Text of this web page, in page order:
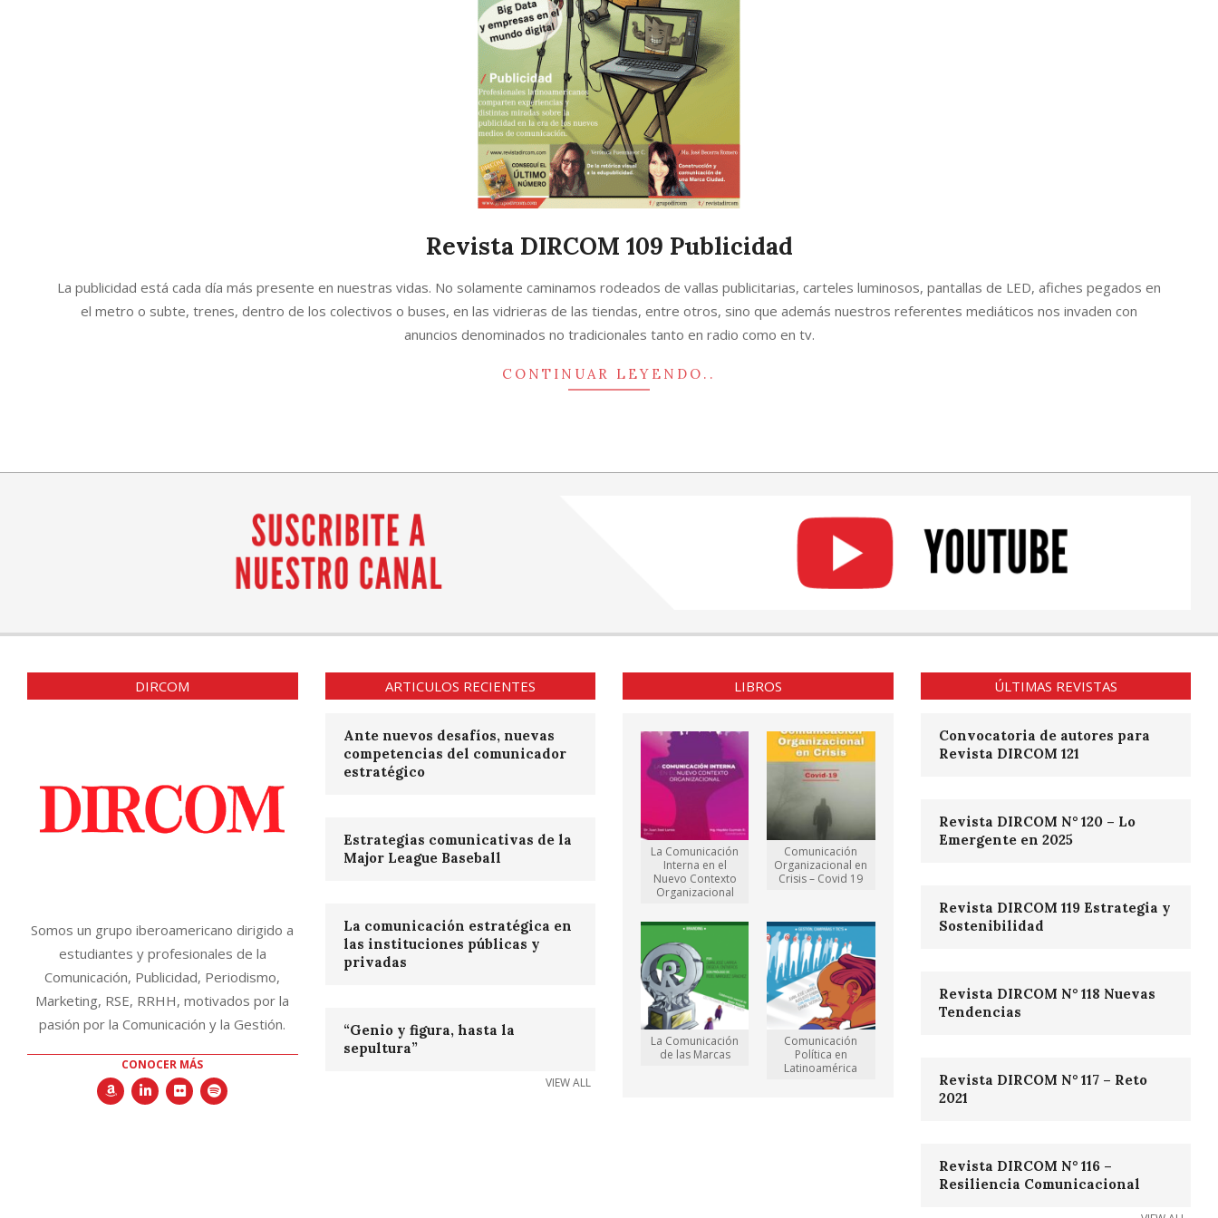
Revista DIRCOM 109 Publicidad
12-
La publicidad está cada día más presente en nuestras vidas. No solamente caminamos rodeados de vallas publicitarias, carteles luminosos, pantallas de LED, afiches pegados en
el metro o subte, trenes, dentro de los colectivos o buses, en las vidrieras de las tiendas, entre otros, sino que además nuestros referentes mediáticos nos invaden con
anuncios denominados no tradicionales tanto en radio como en tv.
CONTINUAR LEYENDO..
DIRCOM
Somos un grupo iberoamericano dirigido a
estudiantes y profesionales de la
Comunicación, Publicidad, Periodismo,
Marketing, RSE, RRHH, motivados por la
pasión por la Comunicación y la Gestión.
CONOCER MÁS
ARTICULOS RECIENTES
Ante nuevos desafíos, nuevas
competencias del comunicador
estratégico
Estrategias comunicativas de la
Major League Baseball
La comunicación estratégica en
las instituciones públicas y
privadas
“Genio y figura, hasta la
sepultura”
VIEW ALL
LIBROS
La Comunicación
Interna en el
Nuevo Contexto
Organizacional
Comunicación
Organizacional en
Crisis – Covid 19
La Comunicación
de las Marcas
Comunicación
Política en
Latinoamérica
ÚLTIMAS REVISTAS
Convocatoria de autores para
Revista DIRCOM 121
Revista DIRCOM N° 120 – Lo
Emergente en 2025
Revista DIRCOM 119 Estrategia y
Sostenibilidad
Revista DIRCOM N° 118 Nuevas
Tendencias
Revista DIRCOM N° 117 – Reto
2021
Revista DIRCOM N° 116 –
Resiliencia Comunicacional